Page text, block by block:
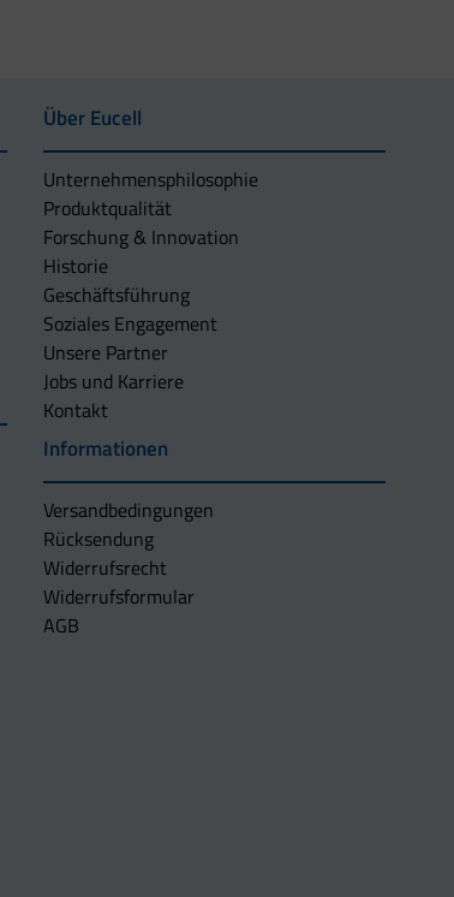
Über Eucell
Unternehmens­philosophie
Produktqualität
Forschung & Innovation
Historie
Geschäftsführung
Soziales Engagement
Unsere Partner
Jobs und Karriere
Kontakt
Informationen
Versandbedingungen
Rücksendung
Widerrufsrecht
Widerrufsformular
AGB